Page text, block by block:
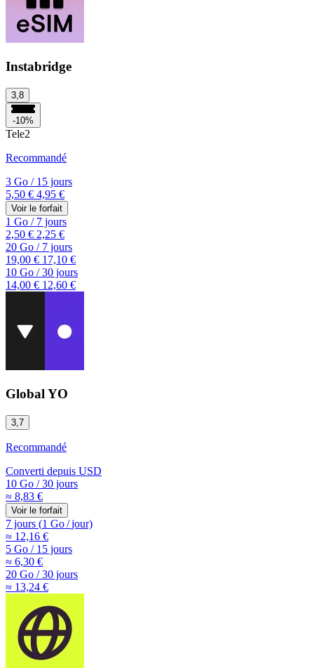
Instabridge
3,8
-10%
Tele2
Recommandé
3 Go /15 jours
5,50 € 4,95 €
Voir le forfait
1 Go /7 jours
2,50 € 2,25 €
20 Go /7 jours
19,00 € 17,10 €
10 Go /30 jours
14,00 € 12,60 €
Global YO
3,7
Recommandé
Converti depuis USD
10 Go /30 jours
≈ 8,83 €
Voir le forfait
7 jours (1 Go/jour)
≈ 12,16 €
5 Go /15 jours
≈ 6,30 €
20 Go /30 jours
≈ 13,24 €